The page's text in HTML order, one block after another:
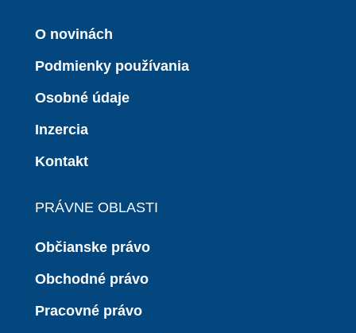
O novinách
Podmienky používania
Osobné údaje
Inzercia
Kontakt
PRÁVNE OBLASTI
Občianske právo
Obchodné právo
Pracovné právo